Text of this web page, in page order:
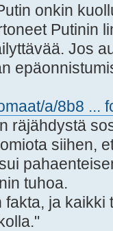
onkin
Putinin
Jos
a/8b8 ...
räjähdystä
siihen,
tuhoa.
ja kaikki